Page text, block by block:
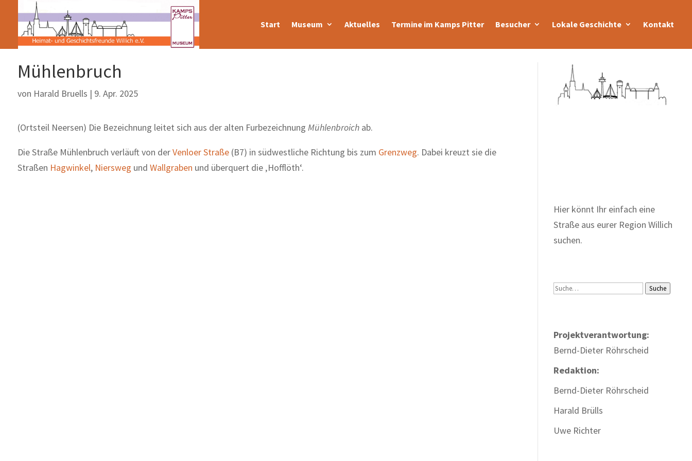
Start Museum Aktuelles Termine im Kamps Pitter Besucher Lokale Geschichte Kontakt
Mühlenbruch
von Harald Bruells | 9. Apr. 2025
(Ortsteil Neersen) Die Bezeichnung leitet sich aus der alten Furbezeichnung Mühlenbroich ab.
Die Straße Mühlenbruch verläuft von derVenloer Straße(B7) in südwestliche Richtung bis zum Grenzweg. Dabei kreuzt sie die
Straßen Hagwinkel, Niersweg und Wallgraben und überquert die ‚Hofflöth‘.
Hier könnt Ihr einfach eine
Straße aus eurer Region Willich
suchen.
Suche Suche
Projektverantwortung:
Bernd-Dieter Röhrscheid
Redaktion:
Bernd-Dieter Röhrscheid
Harald Brülls
Uwe Richter